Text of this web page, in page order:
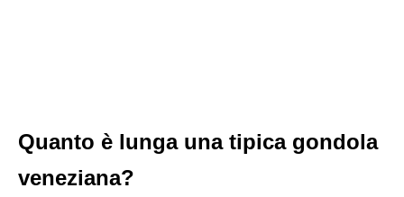
Quanto è lunga una tipica gondola
veneziana?